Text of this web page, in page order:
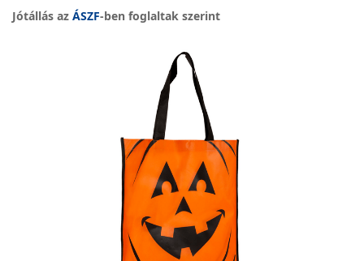
Jótállás az ÁSZF-ben foglaltak szerint